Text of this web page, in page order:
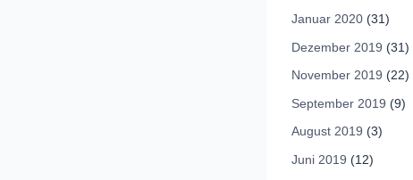
Januar 2020 (31)
Dezember 2019 (31)
November 2019 (22)
September 2019 (9)
August 2019 (3)
Juni 2019 (12)